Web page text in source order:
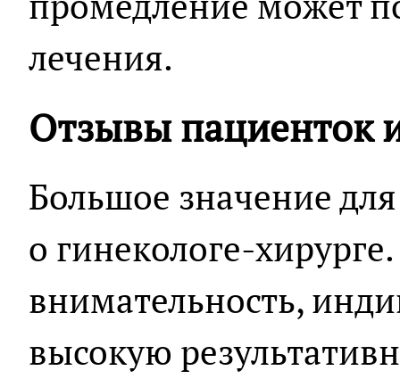
лечения.
Отзывы пациенток
Большое значение
о гинекологе-
внимательность,
высокую